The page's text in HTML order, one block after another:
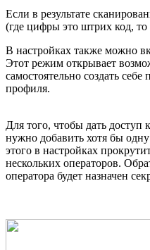
Если в результате
(где цифры это штрих код, то
В настройках также можно
Этот режим открывает
самостоятельно создать
профиля.
Для того, чтобы дать
нужно добавить хотя бы
этого в настройках
нескольких операторов.
оператора будет назначен